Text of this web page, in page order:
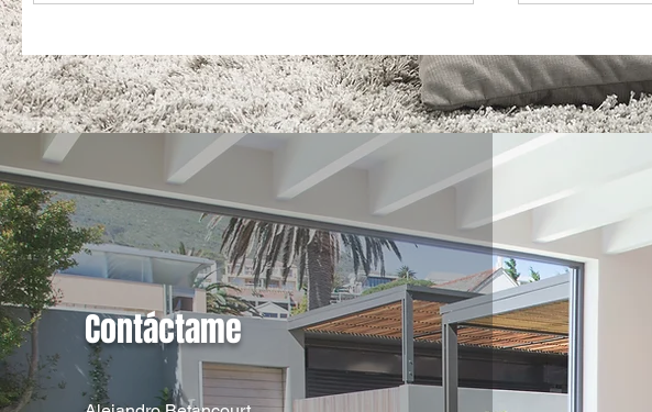
Contáctame